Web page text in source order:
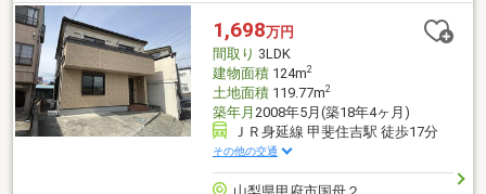
1,698万円
間取り 3LDK
建物面積124m2
土地面積119.77m2
築年月 2008年5月(築18年4ヶ月)
ＪＲ身延線 甲斐住吉駅 徒歩17分
その他の交通